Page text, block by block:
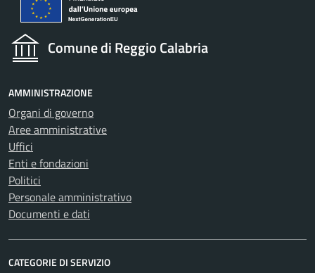
Comune di Reggio Calabria
AMMINISTRAZIONE
Organi di governo
Aree amministrative
Uffici
Enti e fondazioni
Politici
Personale amministrativo
Documenti e dati
CATEGORIE DI SERVIZIO